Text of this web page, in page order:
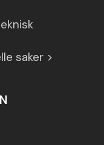
saker >